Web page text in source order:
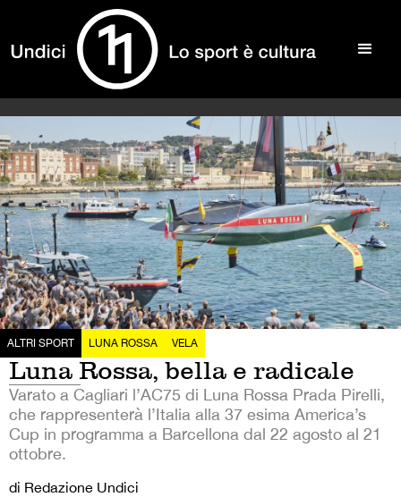
ALTRI SPORT LUNA ROSSA VELA
Luna Rossa, bella e radicale
Varato a Cagliari l’AC75 di Luna Rossa Prada Pirelli,
che rappresenterà l’Italia alla 37 esima America’s
Cup in programma a Barcellona dal 22 agosto al 21
ottobre.
di Redazione Undici